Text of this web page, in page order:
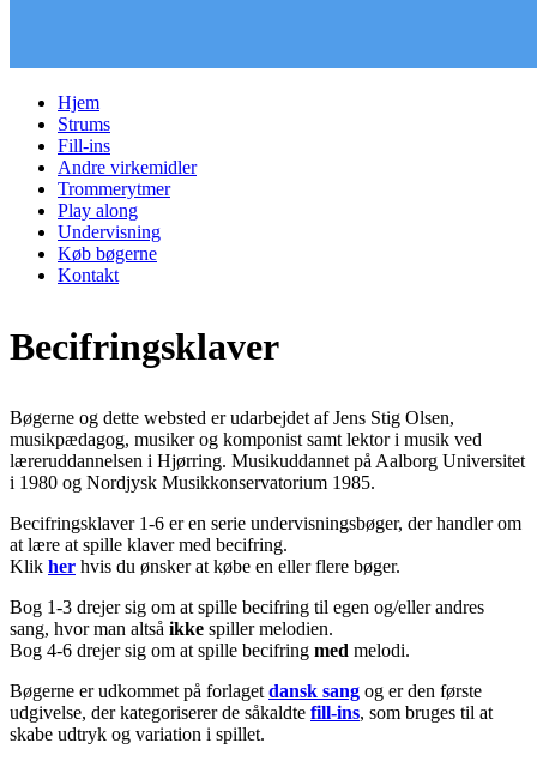
Hjem
Strums
Fill-ins
Andre virkemidler
Trommerytmer
Play along
Undervisning
Køb bøgerne
Kontakt
Becifringsklaver
Bøgerne og dette websted er udarbejdet af Jens Stig Olsen,
musikpædagog, musiker og komponist samt lektor i musik ved
læreruddannelsen i Hjørring. Musikuddannet på Aalborg Universitet
i 1980 og Nordjysk Musikkonservatorium 1985.
Becifringsklaver 1-6 er en serie undervisningsbøger, der handler om
at lære at spille klaver med becifring.
Klik her hvis du ønsker at købe en eller flere bøger.
Bog 1-3 drejer sig om at spille becifring til egen og/eller andres
sang, hvor man altså ikke spiller melodien.
Bog 4-6 drejer sig om at spille becifring med melodi.
Bøgerne er udkommet på forlaget dansk sang og er den første
udgivelse, der kategoriserer de såkaldte fill-ins, som bruges til at
skabe udtryk og variation i spillet.